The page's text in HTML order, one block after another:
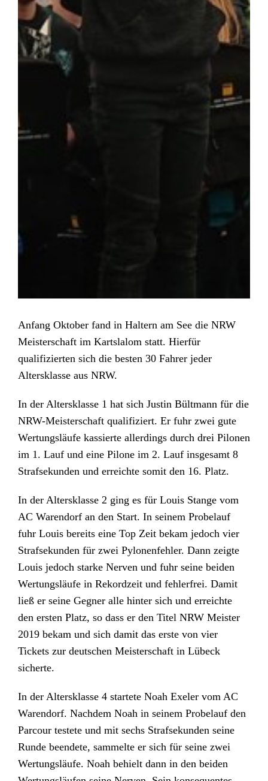
Anfang Oktober fand in Haltern am See die NRW
Meisterschaft im Kartslalom statt. Hierfür
qualifizierten sich die besten 30 Fahrer jeder
Altersklasse aus NRW.
In der Altersklasse 1 hat sich Justin Bültmann für die
NRW-Meisterschaft qualifiziert. Er fuhr zwei gute
Wertungsläufe kassierte allerdings durch drei Pilonen
im 1. Lauf und eine Pilone im 2. Lauf insgesamt 8
Strafsekunden und erreichte somit den 16. Platz.
In der Altersklasse 2 ging es für Louis Stange vom
AC Warendorf an den Start. In seinem Probelauf
fuhr Louis bereits eine Top Zeit bekam jedoch vier
Strafsekunden für zwei Pylonenfehler. Dann zeigte
Louis jedoch starke Nerven und fuhr seine beiden
Wertungsläufe in Rekordzeit und fehlerfrei. Damit
ließ er seine Gegner alle hinter sich und erreichte
den ersten Platz, so dass er den Titel NRW Meister
2019 bekam und sich damit das erste von vier
Tickets zur deutschen Meisterschaft in Lübeck
sicherte.
In der Altersklasse 4 startete Noah Exeler vom AC
Warendorf. Nachdem Noah in seinem Probelauf den
Parcour testete und mit sechs Strafsekunden seine
Runde beendete, sammelte er sich für seine zwei
Wertungsläufe. Noah behielt dann in den beiden